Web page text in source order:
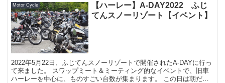
Motor Cycle
【ハーレー】A-DAY2022 ふじ
てんスノーリゾート【イベント】
2022年5月22日、ふじてんスノーリゾートで開催されたA-DAYに行っ
て来ました。 スワップミート＆ミーティング的なイベントで、旧車
ハーレーを中心に、ものすごい台数が集まります。 この日は朝だけ